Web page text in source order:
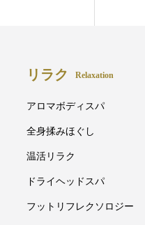
リラク Relaxation
アロマボディスパ
全身揉みほぐし
温活リラク
ドライヘッドスパ
フットリフレクソロジー